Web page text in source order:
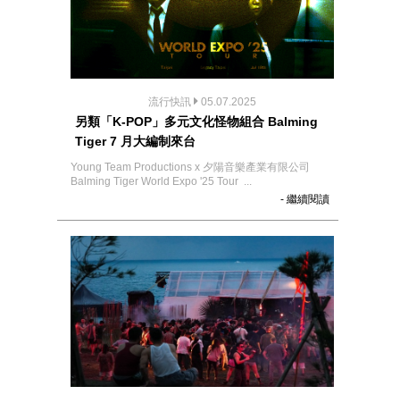
流行快訊 05.07.2025
另類「K-POP」多元文化怪物組合 Balming
Tiger 7 月大編制來台
Young Team Productions x 夕陽音樂產業有限公司
Balming Tiger World Expo '25 Tour ...
- 繼續閱讀